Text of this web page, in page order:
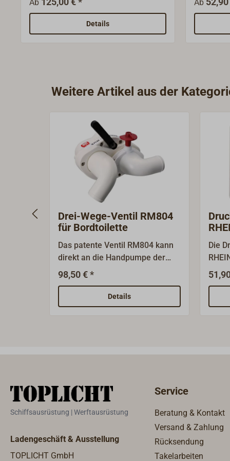
Einbrennlakierung passt sowohl für
die manuellen Bordtoiletten JABSCO
KOMFORT, als auch für die
Ab
Details
Ab
Weitere Artikel aus der
Drei-Wege-Ventil RM804
für Bordtoilette
Das patente Ventil RM804 kann
direkt an die Handpumpe der
Bordtoilette angeflanscht werden
und ermöglicht drei
Funktionen:Pumpen nach
außenbordsPumpen in den
gewinkelt und individuell
Handverschluss-Stopfen für das
Toilettenbecken.Passend für alle
gängigen Bordtoiletten (JABSCO,
RM, u. a.).Hinweis: Die
98,50 € *
Details
oder
Die
hat
Schiffsausrüstung | Werftausrüstung
Ladengeschäft & Ausstellung
TOPLICHT GmbH
Service
Beratung & Kontakt
Versand & Zahlung
Rücksendung
Takelarbeiten